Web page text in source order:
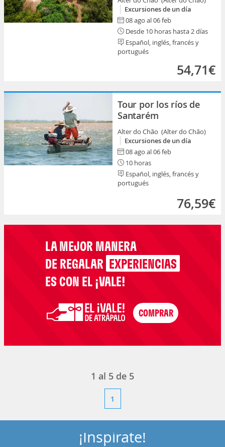
Excursiones de un día
08 ago al 06 feb
Desde 10 horas hasta 2 días
Español, inglés, francés y
portugués
54,71€
Tour por los ríos de
Santarém
Alter do Chão (Alter do Chão)
Excursiones de un día
08 ago al 06 feb
10 horas
Español, inglés, francés y
portugués
76,59€
LA MEJOR MANERA
DE REGALAR EXPERIENCIAS
ES CON EL ¡VALE!
1 al 5 de 5
1
¡Inspírate!